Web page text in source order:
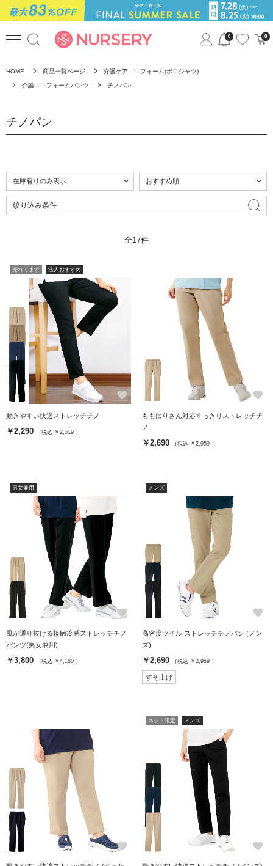
0 0
HOME 商品一覧ページ 介護ケアユニフォーム(ポロシャツ)
介護ユニフォームパンツ チノパン
チノパン
絞り込み条件
全17件
売れてます 法人おすすめ
favorite
動きやすい快適ストレッチチノ
￥2,290 （税込 ￥2,519 ）
favorite
ももはりさん対応すっきりストレッチチ
ノ
￥2,690 （税込 ￥2,959 ）
男女兼用
favorite
風が通り抜ける接触冷感ストレッチチノ
パンツ(男女兼用)
￥3,800 （税込 ￥4,180 ）
メンズ
favorite
高密度ツイル ストレッチチノパン (メン
ズ)
￥2,690 （税込 ￥2,959 ）
すそ上げ
favorite
ネット限定 メンズ
favorite